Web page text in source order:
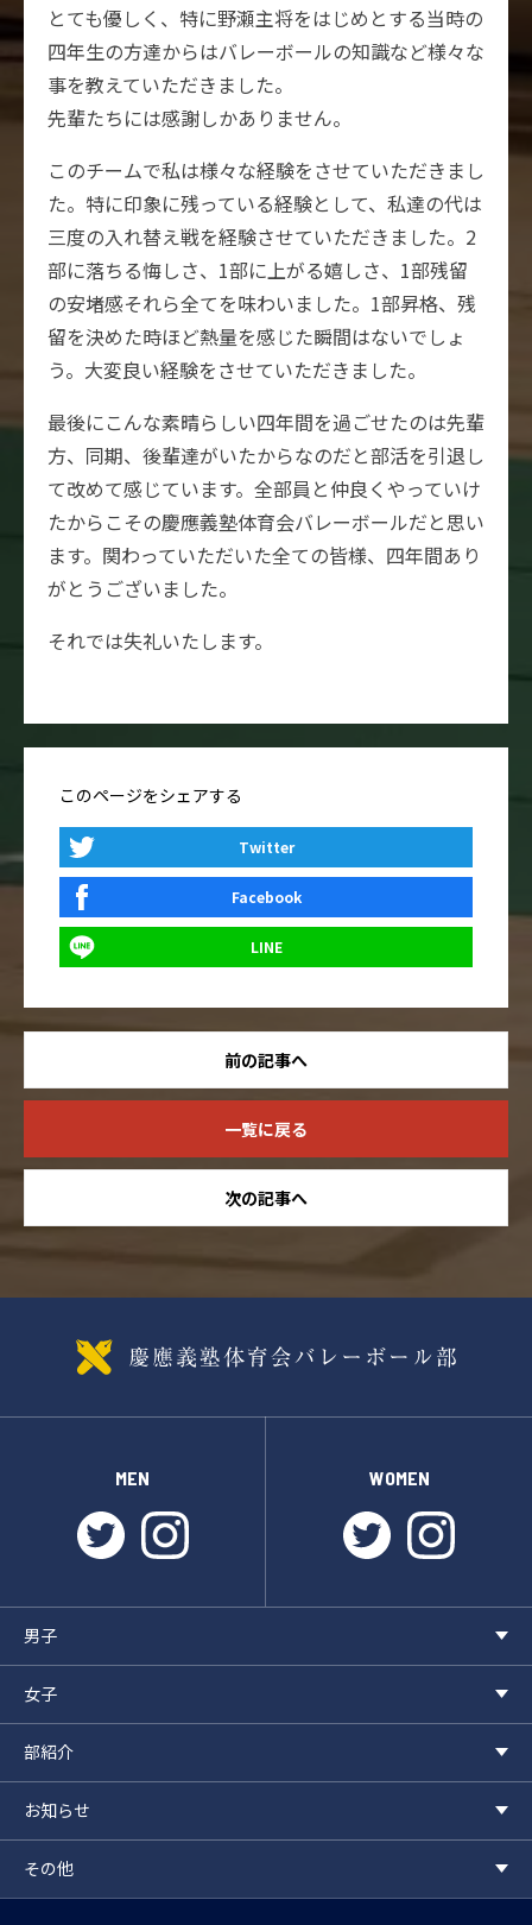
とても優しく、特に野瀬主将をはじめとする当時の
四年生の方達からはバレーボールの知識など様々な
事を教えていただきました。
先輩たちには感謝しかありません。
このチームで私は様々な経験をさせていただきまし
た。特に印象に残っている経験として、私達の代は
三度の入れ替え戦を経験させていただきました。2
部に落ちる悔しさ、1部に上がる嬉しさ、1部残留
の安堵感それら全てを味わいました。1部昇格、残
留を決めた時ほど熱量を感じた瞬間はないでしょ
う。大変良い経験をさせていただきました。
最後にこんな素晴らしい四年間を過ごせたのは先輩
方、同期、後輩達がいたからなのだと部活を引退し
て改めて感じています。全部員と仲良くやっていけ
たからこその慶應義塾体育会バレーボールだと思い
ます。関わっていただいた全ての皆様、四年間あり
がとうございました。
それでは失礼いたします。
このページをシェアする
Twitter
Facebook
LINE
前の記事へ
一覧に戻る
次の記事へ
MEN
twitterinstagram
WOMEN
twitter
男子
女子
部紹介
お知らせ
その他